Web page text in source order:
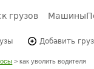
грузов Машины
Добавить груз
>как уволить водителя